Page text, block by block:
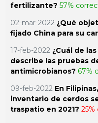
fertilizante? 57%
02-mar-2022 ¿Qué
fijado China para su
17-feb-2022 ¿Cuál de
describe las pruebas
antimicrobianos? 67%
09-feb-2022 En
inventario de cerdos
traspatio en 2021? 25%